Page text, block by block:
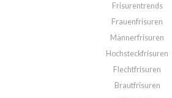
Frisurentrends
Frauenfrisuren
Männerfrisuren
Hochsteckfrisuren
Flechtfrisuren
Brautfrisuren